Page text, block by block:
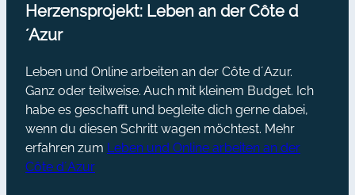
Herzensprojekt: Leben an der Côte d
´Azur
Leben und Online arbeiten an der Côte d´Azur.
Ganz oder teilweise. Auch mit kleinem Budget. Ich
habe es geschafft und begleite dich gerne dabei,
wenn du diesen Schritt wagen möchtest. Mehr
erfahren zum Leben und Online arbeiten an der
Côte d´Azur